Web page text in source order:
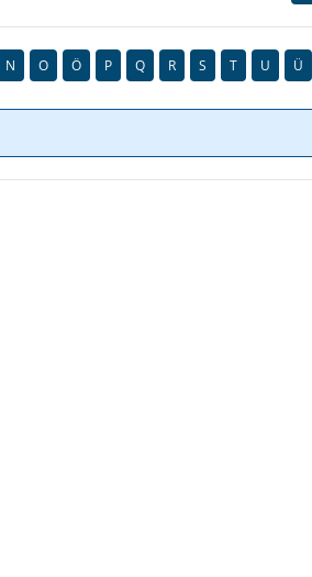
N O Ö P Q R S T U Ü